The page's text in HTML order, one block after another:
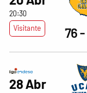
20:30
Visitante
76
28 Abr